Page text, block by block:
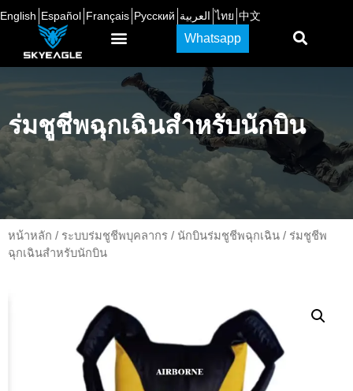
English Español Français Русский العربية ไทย 中文
Whatsapp
ร่มชูชีพฉุกเฉินสำหรับนักบิน
หน้าหลัก / ระบบร่มชูชีพบุคลากร / นักบินร่มชูชีพฉุกเฉิน / ร่มชูชีพ
ฉุกเฉินสำหรับนักบิน